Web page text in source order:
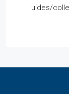
uides/